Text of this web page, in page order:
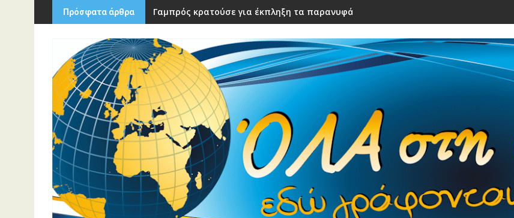
Περάστε
στο
περιεχόμενο
Πρόσφατα άρθρα Γαμπρός κρατούσε για έκπληξη τα παρανυφάκια του γάμου τους – Μόλις τα είδε